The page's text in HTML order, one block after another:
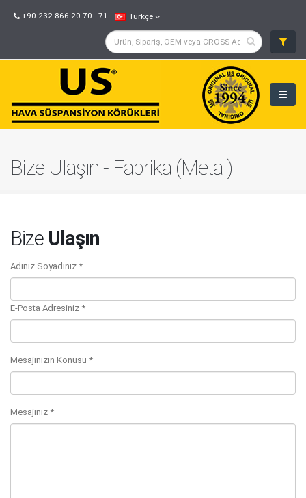
+90 232 866 20 70 - 71 Türkçe
Bize Ulaşın - Fabrika (Metal)
Bize Ulaşın
Adınız Soyadınız *
E-Posta Adresiniz *
Mesajınızın Konusu *
Mesajınız *